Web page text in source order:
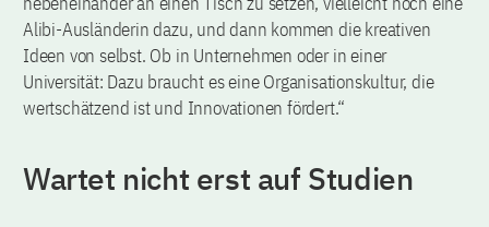
Alibi-Ausländerin dazu, und dann kommen die kreativen
Ideen von selbst. Ob in Unternehmen oder in einer
Universität: Dazu braucht es eine Organisationskultur, die
wertschätzend ist und Innovationen fördert.“
Wartet nicht erst auf Studien